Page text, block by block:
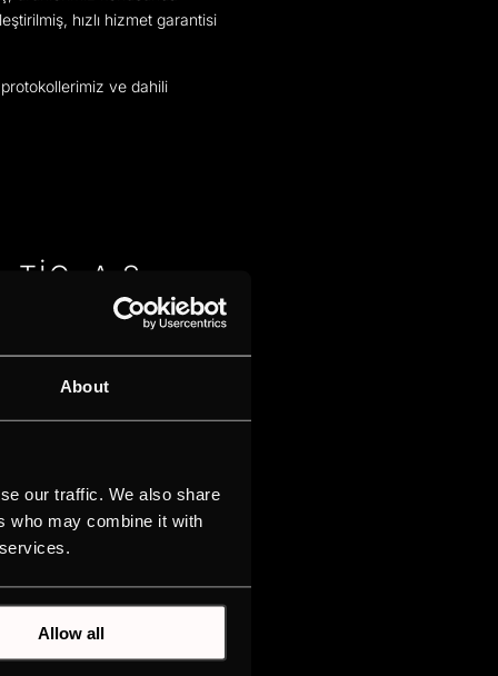
About
our traffic. We also share
who may combine it with
Allow all
hızlı hizmet garantisi
protokollerimiz ve dahili
TİC. A.Ş.
San. A.Ş.